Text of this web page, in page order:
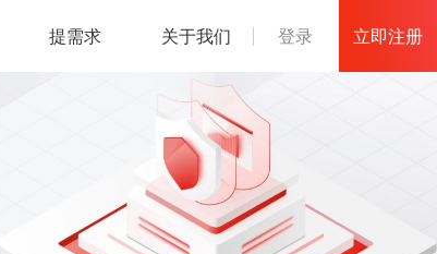
提需求 关于我们 登录 立即注册